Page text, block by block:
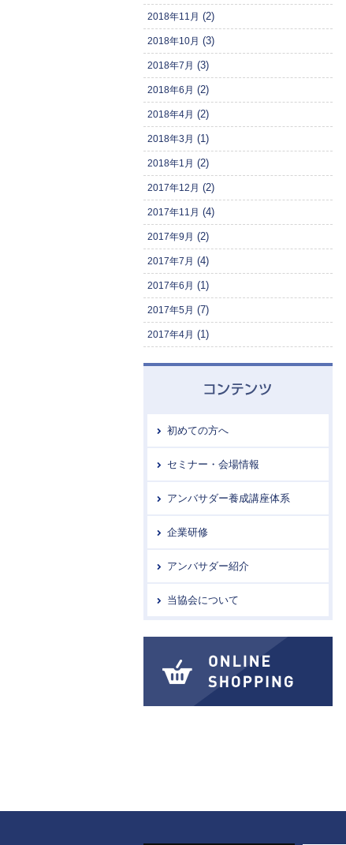
2018年11月 (2)
2018年10月 (3)
2018年7月 (3)
2018年6月 (2)
2018年4月 (2)
2018年3月 (1)
2018年1月 (2)
2017年12月 (2)
2017年11月 (4)
2017年9月 (2)
2017年7月 (4)
2017年6月 (1)
2017年5月 (7)
2017年4月 (1)
初めての方へ
セミナー・会場情報
アンバサダー養成講座体系
企業研修
アンバサダー紹介
当協会について